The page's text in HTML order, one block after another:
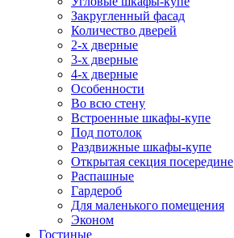
Закругленный фасад
Количество дверей
2-х дверные
3-х дверные
4-х дверные
Особенности
Во всю стену
Встроенные шкафы-купе
Под потолок
Раздвижные шкафы-купе
Открытая секция посередине
Распашные
Гардероб
Для маленького помещения
Эконом
Гостиные